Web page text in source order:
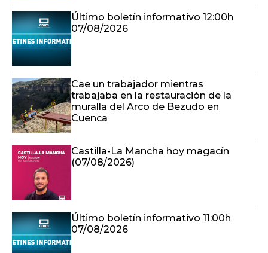
Último boletín informativo 12:00h
07/08/2026
Cae un trabajador mientras
trabajaba en la restauración de la
muralla del Arco de Bezudo en
Cuenca
Castilla-La Mancha hoy magacín
(07/08/2026)
Último boletín informativo 11:00h
07/08/2026